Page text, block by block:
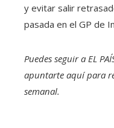
y evitar salir
pasada en el GP de
Puedes seguir a EL
apuntarte aquí para
semanal.